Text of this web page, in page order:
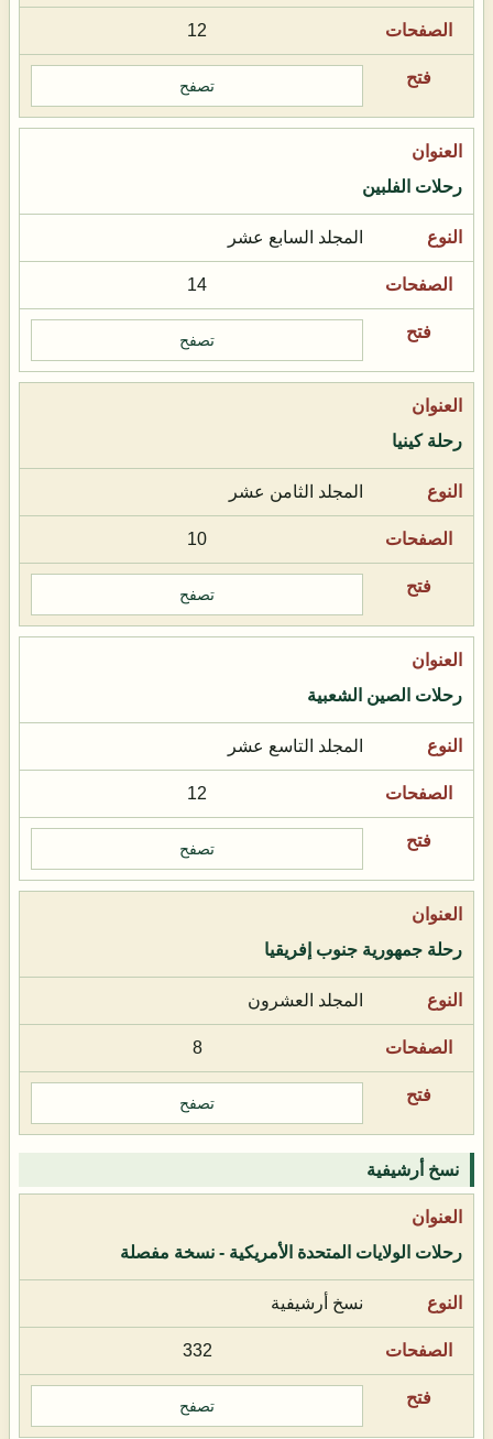
12
تصفح
رحلات الفلبين
المجلد السابع عشر
14
تصفح
رحلة كينيا
المجلد الثامن عشر
10
تصفح
رحلات الصين الشعبية
المجلد التاسع عشر
12
تصفح
رحلة جمهورية جنوب إفريقيا
المجلد العشرون
8
تصفح
نسخ أرشيفية
رحلات الولايات المتحدة الأمريكية - نسخة مفصلة
نسخ أرشيفية
332
تصفح